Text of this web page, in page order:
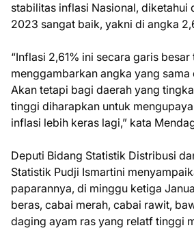
stabilitas inflasi Nasional, diketahui
2023 sangat baik, yakni di angka
“Inflasi 2,61% ini secara garis besar
menggambarkan angka yang sama
Akan tetapi bagi daerah yang
tinggi diharapkan untuk
inflasi lebih keras lagi,” kata
Deputi Bidang Statistik Distribusi
Statistik Pudji Ismartini
paparannya, di minggu ketiga
beras, cabai merah, cabai rawit,
daging ayam ras yang relatf tinggi